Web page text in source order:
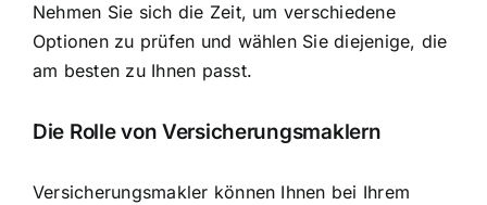
Nehmen Sie sich die Zeit, um verschiedene
Optionen zu prüfen und wählen Sie diejenige, die
am besten zu Ihnen passt.
Die Rolle von Versicherungsmaklern
Versicherungsmakler können Ihnen bei Ihrem